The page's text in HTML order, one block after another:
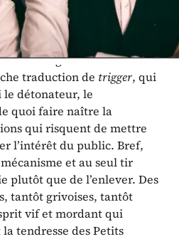
esprit tordu venu, aurait
ce spectacle. Mais cette
n’a pas été l’unique
terme gâchette a été
traduction de trigger, qui
le détonateur, le
quoi faire naître la
qui risquent de mettre
l’intérêt du public. Bref,
et au seul tir
plutôt que de l’enlever. Des
tantôt grivoises, tantôt
vif et mordant qui
tendresse des Petits